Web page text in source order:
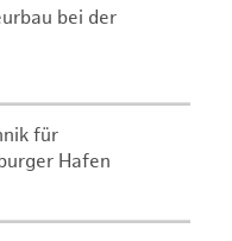
bei der
für
Hafen